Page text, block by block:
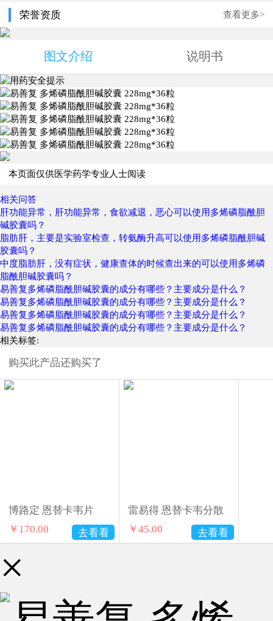
荣誉资质 查看更多>
图文介绍 说明书
本页面仅供医学药学专业人士阅读
相关问答
肝功能异常，肝功能异常，食欲减退，恶心可以使用多烯磷脂酰胆
碱胶囊吗？
脂肪肝，主要是实验室检查，转氨酶升高可以使用多烯磷脂酰胆碱
胶囊吗？
中度脂肪肝，没有症状，健康查体的时候查出来的可以使用多烯磷
脂酰胆碱胶囊吗？
易善复多烯磷脂酰胆碱胶囊的成分有哪些？主要成分是什么？
易善复多烯磷脂酰胆碱胶囊的成分有哪些？主要成分是什么？
易善复多烯磷脂酰胆碱胶囊的成分有哪些？主要成分是什么？
易善复多烯磷脂酰胆碱胶囊的成分有哪些？主要成分是什么？
相关标签:
购买此产品还购买了
博路定 恩替卡韦片
￥ 170.00 去看看
雷易得 恩替卡韦分散
￥ 45.00 去看看
×